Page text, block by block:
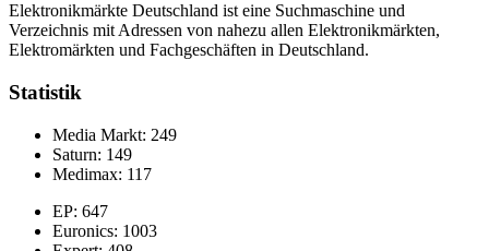
Elektronikmärkte Deutschland ist eine Suchmaschine und
Verzeichnis mit Adressen von nahezu allen Elektronikmärkten,
Elektromärkten und Fachgeschäften in Deutschland.
Statistik
Media Markt: 249
Saturn: 149
Medimax: 117
EP: 647
Euronics: 1003